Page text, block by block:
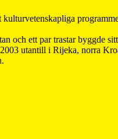
och ett par trastar byggde
utantill i Rijeka, norra